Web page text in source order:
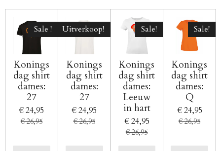
Sale !
Konings
dag shirt
dames:
27
€ 24,95
€ 26,95
Uitverkoop!
Konings
dag shirt
dames:
27
€ 24,95
€ 26,95
Sale!
Konings
dag shirt
dames:
Leeuw
in hart
€ 24,95
€ 26,95
Sale!
Konings
dag shirt
dames:
Q
€ 24,95
€ 26,95